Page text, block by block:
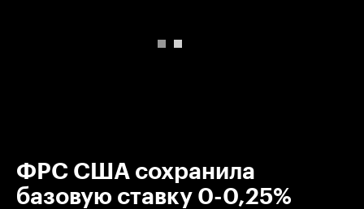
ФРС США сохранила
базовую ставку 0-0,25%